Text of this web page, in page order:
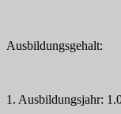
Ausbildungsgehalt:
1. Ausbildungsjahr: